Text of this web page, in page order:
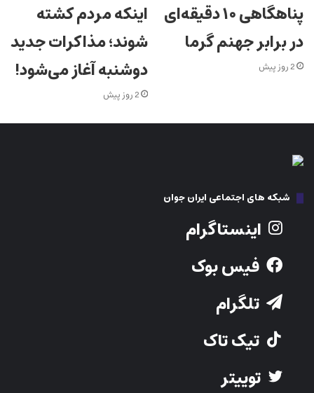
پناهگاهی ۱۰ دقیقه‌ای
در برابر جهنم گرما
2 روز پیش
اینکه مردم کشته
شوند؛ مذاکرات جدید
دوشنبه آغاز می‌شود!
2 روز پیش
شبکه های اجتماعی ایران جوان
اینستاگرام
فیس بوک
تلگرام
تیک تاک
توییتر